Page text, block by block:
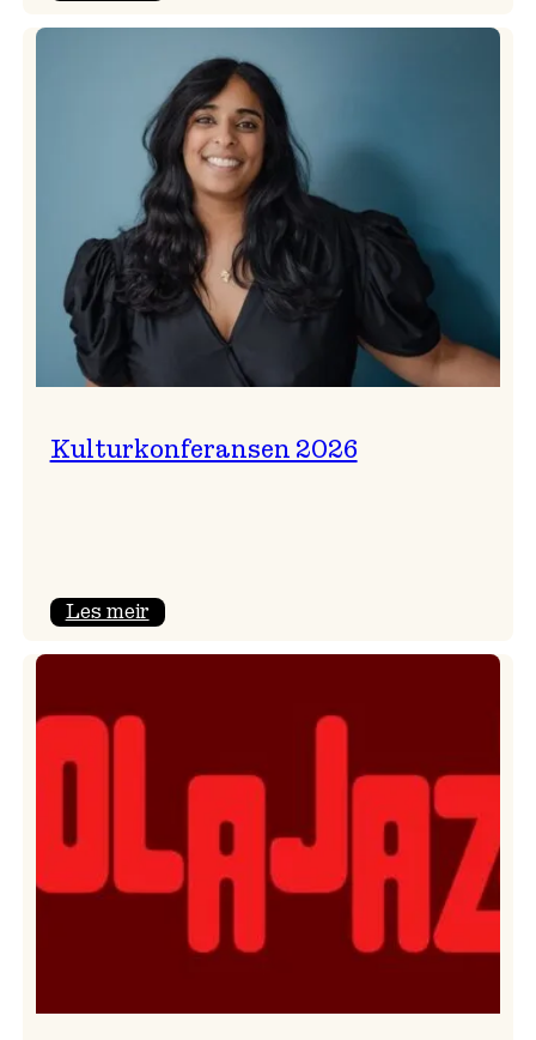
tilbake!
Kulturkonferansen 2026
Les meir: